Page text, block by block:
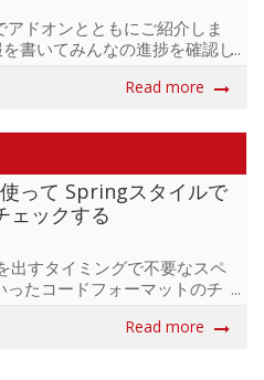
ドオンとともにご紹介しま
書いてみんなの進捗を確認し
していました。 日報は記載項
た。（※デフォルトの機能で
きない - Confluence 6.14.1
題点 各スペースは閲覧権限
チームのスタッフがスペー
した。 ページツリーの下に
で...
Read more
って Springスタイルで
ェックする
出すタイミングで不要なスペ
たコードフォーマットのチ
Java Formatとは Spring
Read more